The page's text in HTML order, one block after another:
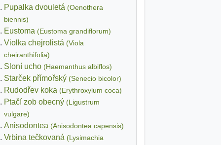
Pupalka dvouletá (Oenothera
biennis)
Eustoma (Eustoma grandiflorum)
Violka chejrolistá (Viola
cheiranthifolia)
Sloní ucho (Haemanthus albiflos)
Starček přímořský (Senecio bicolor)
Rudodřev koka (Erythroxylum coca)
Ptačí zob obecný (Ligustrum
vulgare)
Anisodontea (Anisodontea capensis)
Vrbina tečkovaná (Lysimachia